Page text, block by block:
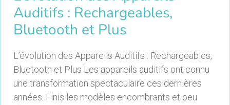
Auditifs : Rechargeables,
Bluetooth et Plus
L’évolution des Appareils Auditifs : Rechargeables,
Bluetooth et Plus Les appareils auditifs ont connu
une transformation spectaculaire ces dernières
années. Finis les modèles encombrants et peu